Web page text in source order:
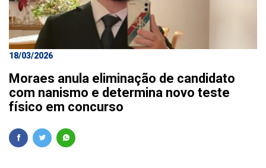
18/03/2026
Moraes anula eliminação de candidato
com nanismo e determina novo teste
físico em concurso